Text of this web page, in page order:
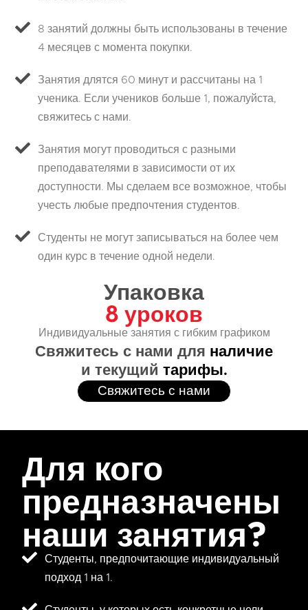
8 занятий должны быть использованы в течение
4 месяцев с момента покупки.
Занятия длятся 60 минут и рассчитаны на 1
ученика. Если учеников больше 1, пожалуйста,
свяжитесь с нами.
Занятия могут проводиться с разными
преподавателями в зависимости от их
доступности. Мы сделаем все возможное, чтобы
учесть любые предпочтения студентов.
Студенты не могут записываться на более чем
один курс в течение одной недели.
Упаковка
8 уроков
Индивидуальные занятия с гибким графиком
Свяжитесь с нами для наличие
и текущий тарифы.
Свяжитесь с нами
Для кого
предназначены
наши занятия?
Студенты, предпочитающие индивидуальный
подход 1 на 1.